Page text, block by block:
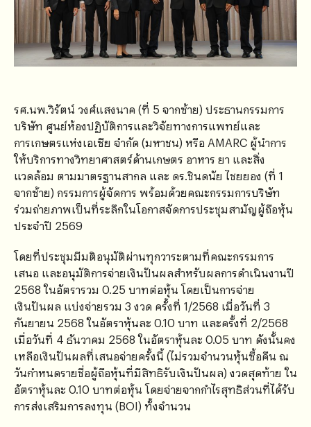
รศ.นพ.วิรัตน์ วงศ์แสงนาค (ที่ 5 จากซ้าย) ประธานกรรมการ
บริษัท ศูนย์ห้องปฏิบัติการและวิจัยทางการแพทย์และ
การเกษตรแห่งเอเซีย จำกัด (มหาชน) หรือ AMARC ผู้นำการ
ให้บริการทางวิทยาศาสตร์ด้านเกษตร อาหาร ยา และสิ่ง
แวดล้อม ตามมาตรฐานสากล และ ดร.ชินดนัย ไชยยอง (ที่ 1
จากซ้าย) กรรมการผู้จัดการ พร้อมด้วยคณะกรรมการบริษัท
ร่วมถ่ายภาพเป็นที่ระลึกในโอกาสจัดการประชุมสามัญผู้ถือหุ้น
ประจำปี 2569
โดยที่ประชุมมีมติอนุมัติผ่านทุกวาระตามที่คณะกรรมการ
เสนอ และอนุมัติการจ่ายเงินปันผลสำหรับผลการดำเนินงานปี
2568 ในอัตรารวม 0.25 บาทต่อหุ้น โดยเป็นการจ่าย
เงินปันผล แบ่งจ่ายรวม 3 งวด ครั้งที่ 1/2568 เมื่อวันที่ 3
กันยายน 2568 ในอัตราหุ้นละ 0.10 บาท และครั้งที่ 2/2568
เมื่อวันที่ 4 ธันวาคม 2568 ในอัตราหุ้นละ 0.05 บาท ดังนั้นคง
เหลือเงินปันผลที่เสนอจ่ายครั้งนี้ (ไม่รวมจำนวนหุ้นซื้อคืน ณ
วันกำหนดรายชื่อผู้ถือหุ้นที่มีสิทธิรับเงินปันผล) งวดสุดท้าย ใน
อัตราหุ้นละ 0.10 บาทต่อหุ้น โดยจ่ายจากกำไรสุทธิส่วนที่ได้รับ
การส่งเสริมการลงทุน (BOI) ทั้งจำนวน